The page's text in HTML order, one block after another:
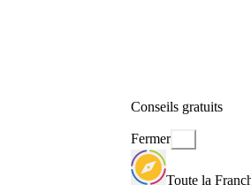
Conseils gratuits
Fermer
Toute la